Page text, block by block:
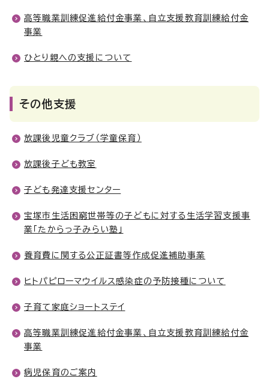
高等職業訓練促進給付金事業、自立支援教育訓練給付金
事業
ひとり親への支援について
その他支援
放課後児童クラブ（学童保育）
放課後子ども教室
子ども発達支援センター
宝塚市生活困窮世帯等の子どもに対する生活学習支援事
業「たからっ子みらい塾」
養育費に関する公正証書等作成促進補助事業
ヒトパピローマウイルス感染症の予防接種について
子育て家庭ショートステイ
高等職業訓練促進給付金事業、自立支援教育訓練給付金
事業
病児保育のご案内